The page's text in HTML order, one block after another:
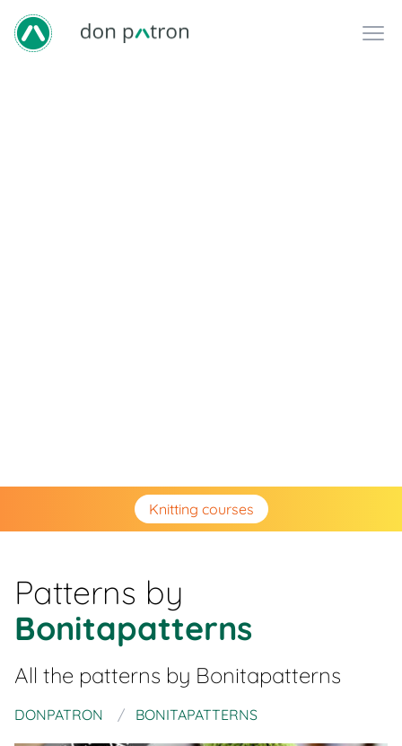
Knitting courses
Patterns by
Bonitapatterns
All the patterns by Bonitapatterns
DONPATRON BONITAPATTERNS